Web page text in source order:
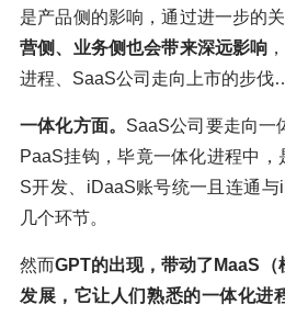
是产品侧的影响，通过进一步的
营侧、业务侧也会带来深远影响
进程、SaaS公司走向上市的步
一体化方面。 SaaS公司要走向一
PaaS挂钩，毕竟一体化进程中
S开发、iDaaS账号统一且连通
几个环节。
然而GPT的出现，带动了MaaS
发展，它让人们熟悉的一体化进